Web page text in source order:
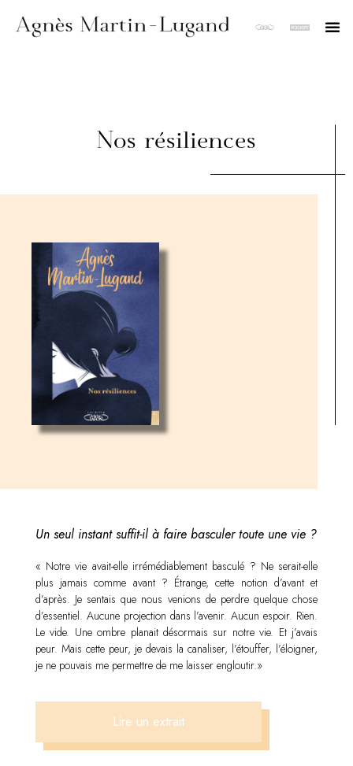
Nos résiliences
Un seul instant suffit-il à faire basculer toute une vie ?
« Notre vie avait-elle irrémédiablement basculé ? Ne serait-elle
plus jamais comme avant ? Étrange, cette notion d’avant et
d’après. Je sentais que nous venions de perdre quelque chose
d’essentiel. Aucune projection dans l’avenir. Aucun espoir. Rien.
Le vide. Une ombre planait désormais sur notre vie. Et j’avais
peur. Mais cette peur, je devais la canaliser, l’étouffer, l’éloigner,
je ne pouvais me permettre de me laisser engloutir.»
Lire un extrait